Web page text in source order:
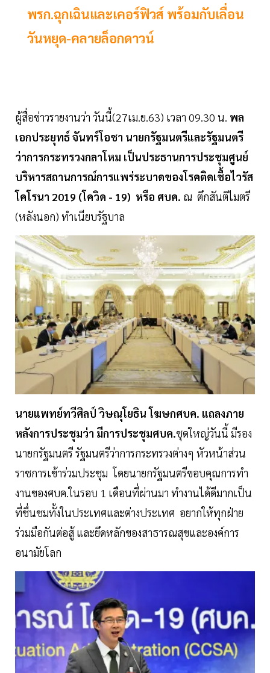
พรก.ฉุกเฉินและเคอร์ฟิวส์ พร้อมกับเลื่อน
วันหยุด-คลายล็อกดาวน์
ผู้สื่อข่าวรายงานว่า วันนี้(27เม.ย.63) เวลา 09.30 น. พล
เอกประยุทธ์ จันทร์โอชา นายกรัฐมนตรีและรัฐมนตรี
ว่าการกระทรวงกลาโหม เป็นประธานการประชุมศูนย์
บริหารสถานการณ์การแพร่ระบาดของโรคติดเชื้อไวรัส
โคโรนา 2019 (โควิด - 19) หรือ ศบค. ณ ตึกสันติไมตรี
(หลังนอก) ทำเนียบรัฐบาล
นายแพทย์ทวีศิลป์ วิษณุโยธิน โฆษกศบค. แถลงภาย
หลังการประชุมว่า มีการประชุมศบค.ชุดใหญ่วันนี้ มีรอง
นายกรัฐมนตรี รัฐมนตรีว่าการกระทรวงต่างๆ หัวหน้าส่วน
ราชการเข้าร่วมประชุม โดยนายกรัฐมนตรีขอบคุณการทำ
งานของศบค.ในรอบ 1 เดือนที่ผ่านมา ทำงานได้ดีมากเป็น
ที่ชื่นชมทั้งในประเทศและต่างประเทศ อยากให้ทุกฝ่าย
ร่วมมือกันต่อสู้ และยึดหลักของสาธารณสุขและองค์การ
อนามัยโลก